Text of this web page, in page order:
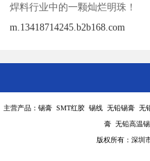
焊料行业中的一颗灿烂明珠！
m.13418714245.b2b168.com
主营产品：锡膏 SMT红胶 锡线 无铅锡膏 无
膏 无铅高温
版权所有：深圳